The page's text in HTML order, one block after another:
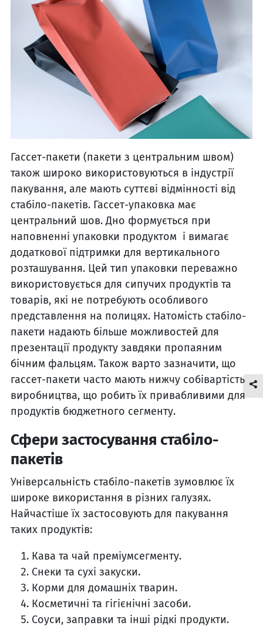
Гассет-пакети (пакети з центральним швом)
також широко використовуються в індустрії
пакування, але мають суттєві відмінності від
стабіло-пакетів. Гассет-упаковка має
центральний шов. Дно формується при
наповненні упаковки продуктом і вимагає
додаткової підтримки для вертикального
розташування. Цей тип упаковки переважно
використовується для сипучих продуктів та
товарів, які не потребують особливого
представлення на полицях. Натомість стабіло-
пакети надають більше можливостей для
презентації продукту завдяки пропаяним
бічним фальцям. Також варто зазначити, що
гассет-пакети часто мають нижчу собівартість
виробництва, що робить їх привабливими для
продуктів бюджетного сегменту.
Сфери застосування стабіло-
пакетів
Універсальність стабіло-пакетів зумовлює їх
широке використання в різних галузях.
Найчастіше їх застосовують для пакування
таких продуктів:
Кава та чай преміумсегменту.
Снеки та сухі закуски.
Корми для домашніх тварин.
Косметичні та гігієнічні засоби.
Соуси, заправки та інші рідкі продукти.